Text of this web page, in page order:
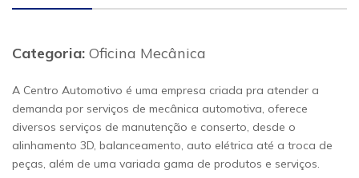
Categoria: Oficina Mecânica
A Centro Automotivo é uma empresa criada pra atender a
demanda por serviços de mecânica automotiva, oferece
diversos serviços de manutenção e conserto, desde o
alinhamento 3D, balanceamento, auto elétrica até a troca de
peças, além de uma variada gama de produtos e serviços.